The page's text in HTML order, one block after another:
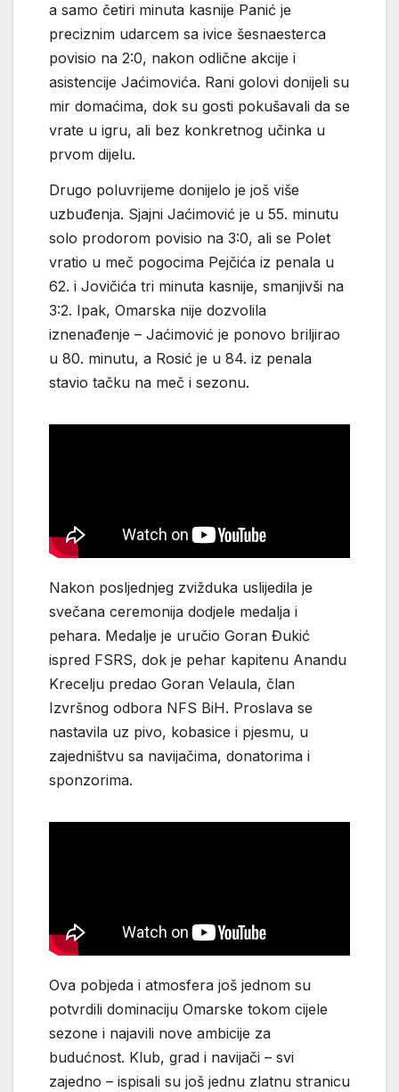
a samo četiri minuta kasnije Panić je
preciznim udarcem sa ivice šesnaesterca
povisio na 2:0, nakon odlične akcije i
asistencije Jaćimovića. Rani golovi donijeli su
mir domaćima, dok su gosti pokušavali da se
vrate u igru, ali bez konkretnog učinka u
prvom dijelu.
Drugo poluvrijeme donijelo je još više
uzbuđenja. Sjajni Jaćimović je u 55. minutu
solo prodorom povisio na 3:0, ali se Polet
vratio u meč pogocima Pejčića iz penala u
62. i Jovičića tri minuta kasnije, smanjivši na
3:2. Ipak, Omarska nije dozvolila
iznenađenje – Jaćimović je ponovo briljirao
u 80. minutu, a Rosić je u 84. iz penala
stavio tačku na meč i sezonu.
Nakon posljednjeg zvižduka uslijedila je
svečana ceremonija dodjele medalja i
pehara. Medalje je uručio Goran Đukić
ispred FSRS, dok je pehar kapitenu Anandu
Krecelju predao Goran Velaula, član
Izvršnog odbora NFS BiH. Proslava se
nastavila uz pivo, kobasice i pjesmu, u
zajedništvu sa navijačima, donatorima i
sponzorima.
Ova pobjeda i atmosfera još jednom su
potvrdili dominaciju Omarske tokom cijele
sezone i najavili nove ambicije za
budućnost. Klub, grad i navijači – svi
zajedno – ispisali su još jednu zlatnu stranicu